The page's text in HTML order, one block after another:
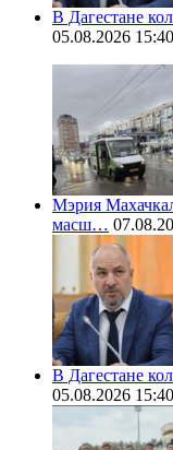
В Дагестане
05.08.2026 15:40
Мэрия
масш…
В Дагестане
05.08.2026 15:40